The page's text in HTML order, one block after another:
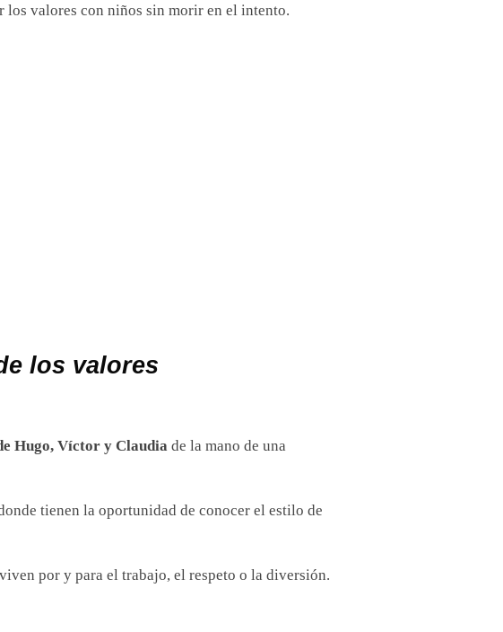
valores con niños sin morir en el intento.
los valores
Hugo, Víctor y Claudiade la mano de una
tienen la oportunidad de conocer el estilo de
por y para el trabajo, el respeto o la diversión.